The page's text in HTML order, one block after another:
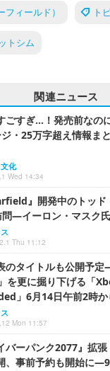
ィールド） ト
トシム
関連ニュース
ごすぎ…！発売前なの
・25万字超え情報ま
化
Wed 14:34
』開発中のトッ
問―イーロン・マスク
Thu 11:12
のタイトルも公開予
を更に掘り下げる「
」6月14日午前2時か
Mon 11:57
バーパンク2077』拡
、事前予約も開始に